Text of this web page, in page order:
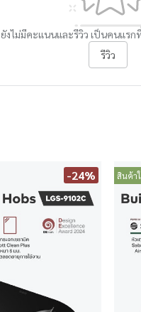
ยังไม่มีคะแนนและรีวิว เป็นคนแรก
รีวิว
-24% สินค้า